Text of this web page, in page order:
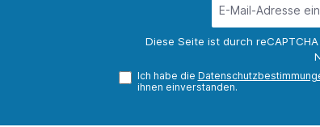
Diese Seite ist durch
Ich habe die
ihnen einverstanden.